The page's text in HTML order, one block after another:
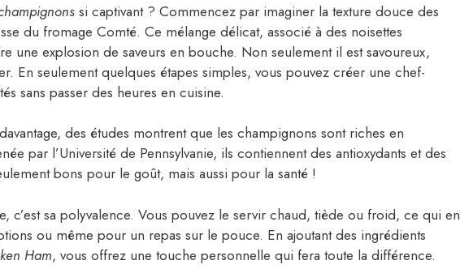
si captivant ? Commencez par imaginer la texture douce des
du fromage Comté. Ce mélange délicat, associé à des noisettes
une explosion de saveurs en bouche. Non seulement il est savoureux,
En seulement quelques étapes simples, vous pouvez créer une chef-
sans passer des heures en cuisine.
des études montrent que les champignons sont riches en
par l’Université de Pennsylvanie, ils contiennent des antioxydants et des
bons pour le goût, mais aussi pour la santé !
c’est sa polyvalence. Vous pouvez le servir chaud, tiède ou froid, ce qui en
ou même pour un repas sur le pouce. En ajoutant des ingrédients
Ham, vous offrez une touche personnelle qui fera toute la différence.